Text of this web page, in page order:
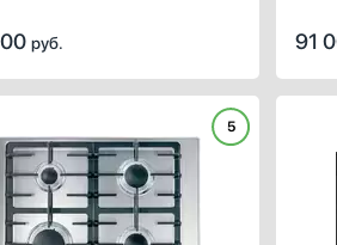
с отключением
все
5
прекращает работу
мощность.
руб. 91
5